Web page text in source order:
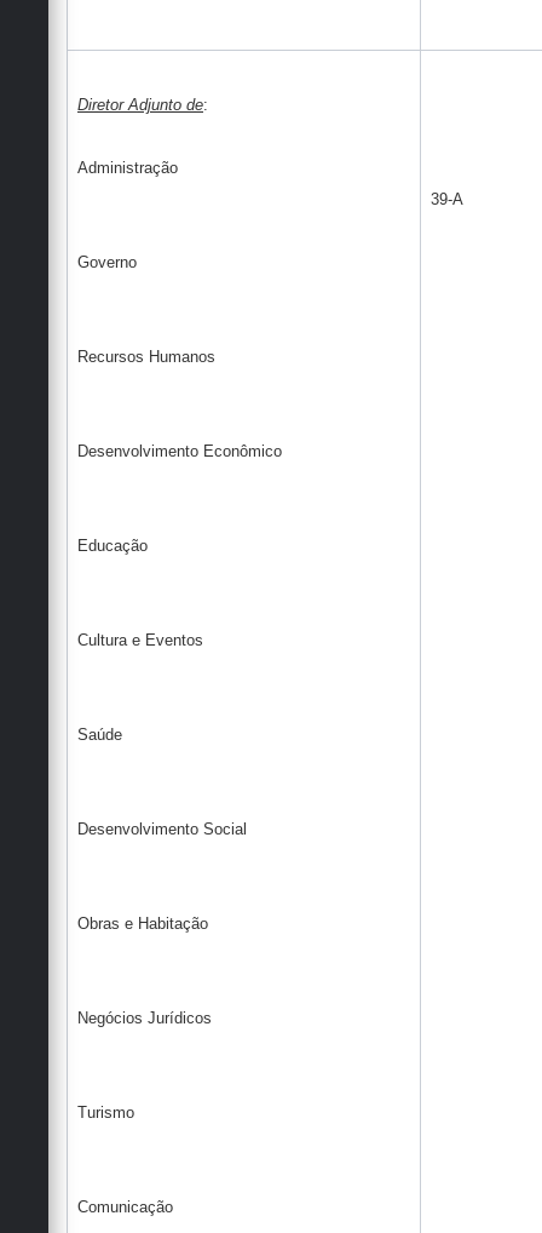
Diretor Adjunto de:
Administração
Governo
Recursos Humanos
Desenvolvimento Econômico
Educação
Cultura e Eventos
Saúde
Desenvolvimento Social
Obras e Habitação
Negócios Jurídicos
Turismo
Comunicação
39-A